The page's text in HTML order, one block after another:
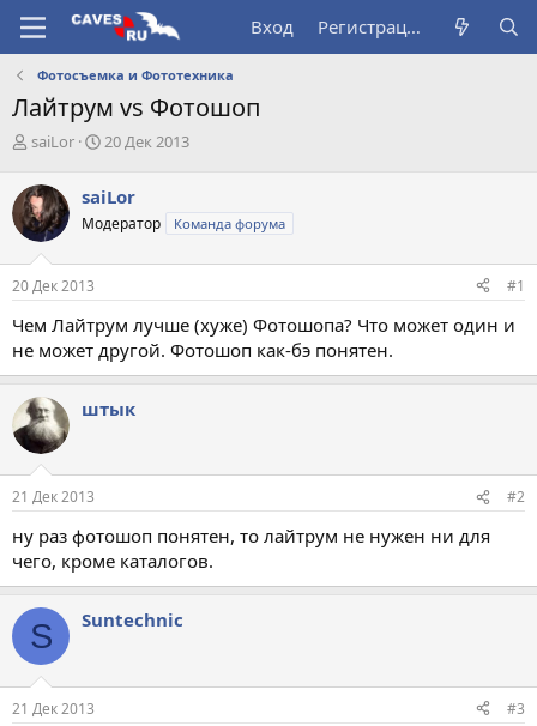
Вход Регистрация
Фотосъемка и Фототехника
Лайтрум vs Фотошоп
А
т
о
р
т
е
м
saiLor
Д
а
н
ч
а
20 Дек 2013
saiLor
Модератор Команда форума
20 Дек 2013 #1
Чем Лайтрум лучше (хуже) Фотошопа? Что может один и
не может другой. Фотошоп как-бэ понятен.
штык
21 Дек 2013 #2
ну раз фотошоп понятен, то лайтрум не нужен ни для
чего, кроме каталогов.
S Suntechnic
21 Дек 2013 #3